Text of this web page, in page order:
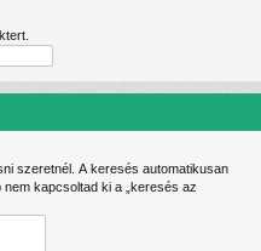
szeretnél. A keresés automatikusan
kapcsoltad ki a „keresés az